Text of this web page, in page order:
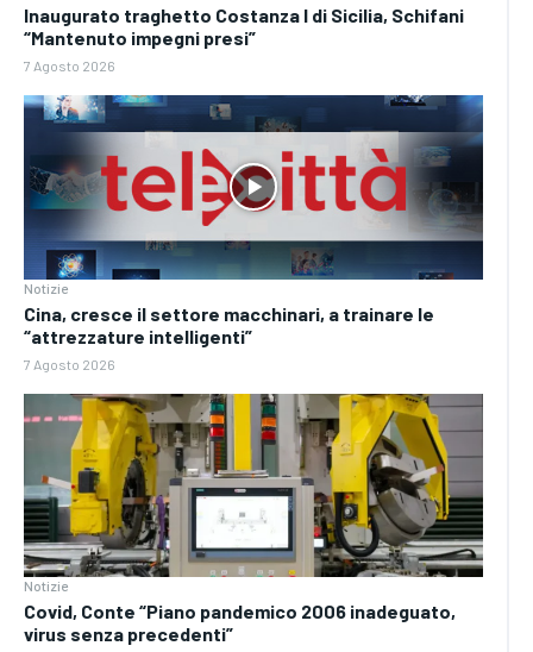
Inaugurato traghetto Costanza I di Sicilia, Schifani
“Mantenuto impegni presi”
7 Agosto 2026
Notizie
Cina, cresce il settore macchinari, a trainare le
“attrezzature intelligenti”
7 Agosto 2026
Notizie
Covid, Conte “Piano pandemico 2006 inadeguato,
virus senza precedenti”